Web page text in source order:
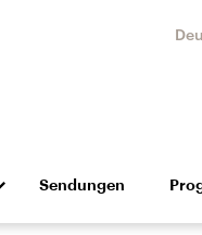
Politik
Sendungen